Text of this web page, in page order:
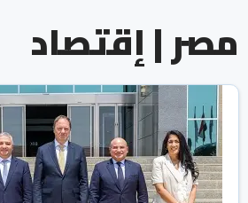
مصر | إقتصاد